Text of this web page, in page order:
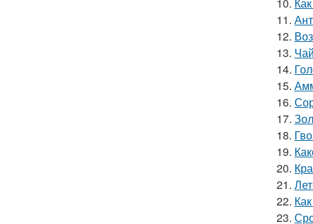
11.
12.
13.
14.
15.
16.
17.
18.
19.
20.
21.
22.
23.